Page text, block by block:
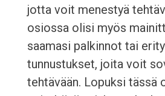
jotta voit menestyä
osiossa olisi myös
saamasi palkinnot tai
tunnustukset, joita voit
tehtävään. Lopuksi tässä